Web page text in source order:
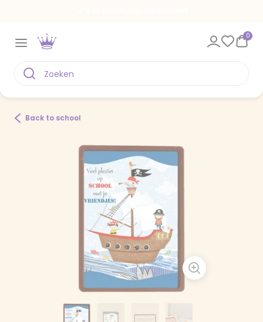
0
Back to school